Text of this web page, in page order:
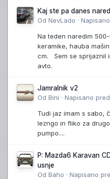
Kaj ste pa danes
Od NevLado · Napisano
Na teden naredim
keramike, hauba
cm. Sem se sprijaznil
avto.
Jamralnik v2
Od Bini · Napisano
Tudi jaz imam s sabo,
lezngo in fliko za
pumpo....
P: Mazda6 Karavan
usnje
Od Baho · Napisano